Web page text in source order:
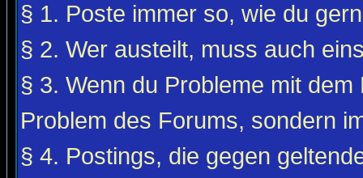
§ 1. Poste immer so, wie du
§ 2. Wer austeilt, muss auch
§ 3. Wenn du Probleme mit
Problem des Forums, sondern
§ 4. Postings, die gegen